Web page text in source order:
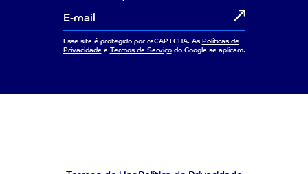
Esse site é protegido por reCAPTCHA. As Políticas de
Privacidadee Termos de Serviçodo Google se aplicam.